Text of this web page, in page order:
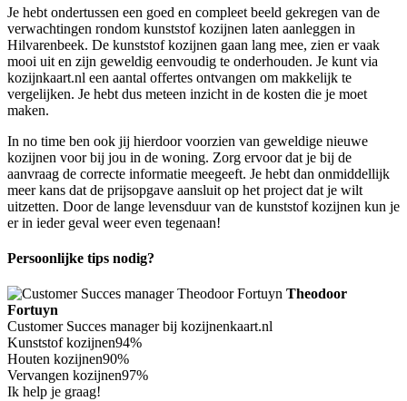
Je hebt ondertussen een goed en compleet beeld gekregen van de
verwachtingen rondom kunststof kozijnen laten aanleggen in
Hilvarenbeek. De kunststof kozijnen gaan lang mee, zien er vaak
mooi uit en zijn geweldig eenvoudig te onderhouden. Je kunt via
kozijnkaart.nl een aantal offertes ontvangen om makkelijk te
vergelijken. Je hebt dus meteen inzicht in de kosten die je moet
maken.
In no time ben ook jij hierdoor voorzien van geweldige nieuwe
kozijnen voor bij jou in de woning. Zorg ervoor dat je bij de
aanvraag de correcte informatie meegeeft. Je hebt dan onmiddellijk
meer kans dat de prijsopgave aansluit op het project dat je wilt
uitzetten. Door de lange levensduur van de kunststof kozijnen kun je
er in ieder geval weer even tegenaan!
Persoonlijke tips nodig?
Theodoor
Fortuyn
Customer Succes manager bij kozijnenkaart.nl
Kunststof kozijnen94%
Houten kozijnen90%
Vervangen kozijnen97%
Ik help je graag!